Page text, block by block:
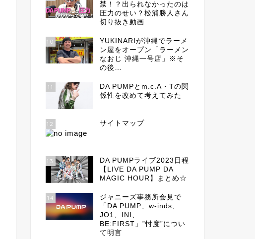
禁！？出られなかったのは
圧力のせい？松浦勝人さん
切り抜き動画
10
YUKINARIが沖縄でラーメ
ン屋をオープン「ラーメン
なおじ 沖縄一号店」※そ
の後…
11
DA PUMPとm.c.A・Tの関
係性を改めて考えてみた
12 サイトマップ
13
DA PUMPライブ2023日程
【LIVE DA PUMP DA
MAGIC HOUR】まとめ☆
14
ジャニーズ事務所会見で
「DA PUMP、w-inds、
JO1、INI、
BE:FIRST」”忖度”につい
て明言